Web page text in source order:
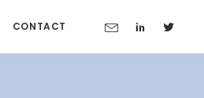
CONTACT